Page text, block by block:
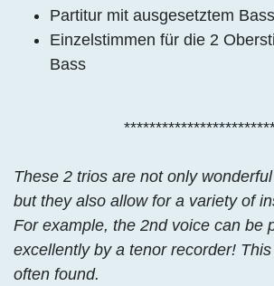
Partitur mit ausgesetztem
Einzelstimmen für die 2
Bass
These 2 trios are not only
but they also allow for a variety of
For example, the 2nd voice can be
excellently by a tenor recorder!
often found.